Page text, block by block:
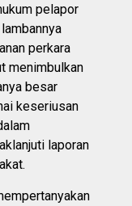
pelapor
perkara
menimbulkan
besar
keseriusan
laporan